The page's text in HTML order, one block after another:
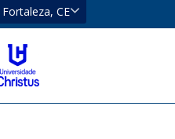
CE
Eusébio
Fortaleza
Fortaleza, CE
Localizar